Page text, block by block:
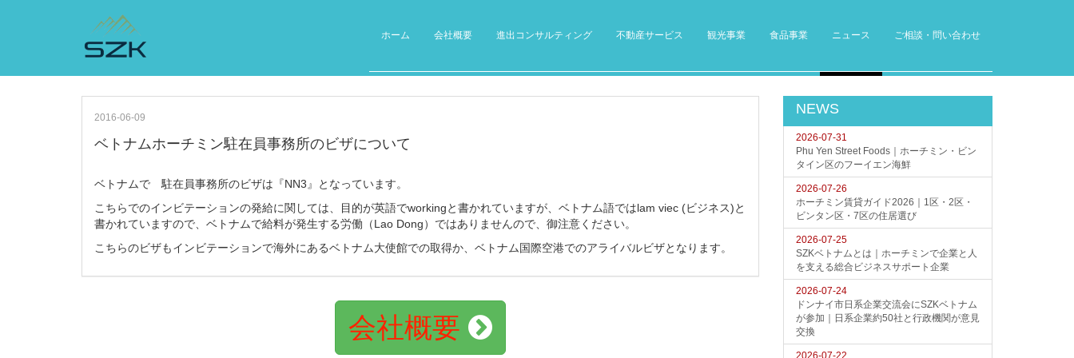
ホーム 会社概要 進出コンサルティング 不動産サービス 観光事業 食品事業 ニュース ご相談・問い合わせ
2016-06-09
ベトナムホーチミン駐在員事務所のビザについて
ベトナムで 駐在員事務所のビザは『NN3』となっています。
こちらでのインビテーションの発給に関しては、目的が英語でworkingと書かれていますが、ベトナム語ではlam viec (ビジネス)と
書かれていますので、ベトナムで給料が発生する労働（Lao Dong）ではありませんので、御注意ください。
こちらのビザもインビテーションで海外にあるベトナム大使館での取得か、ベトナム国際空港でのアライバルビザとなります。
会社概要
NEWS
2026-07-31
Phu Yen Street Foods｜ホーチミン・ビン
タイン区のフーイエン海鮮
2026-07-26
ホーチミン賃貸ガイド2026｜1区・2区・
ビンタン区・7区の住居選び
2026-07-25
SZKベトナムとは｜ホーチミンで企業と人
を支える総合ビジネスサポート企業
2026-07-24
ドンナイ市日系企業交流会にSZKベトナム
が参加｜日系企業約50社と行政機関が意見
交換
2026-07-22